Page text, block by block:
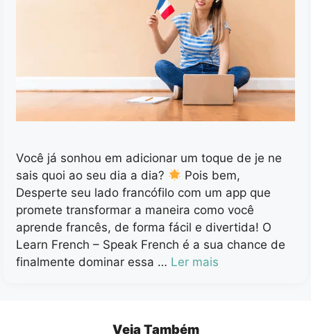
Você já sonhou em adicionar um toque de je ne
sais quoi ao seu dia a dia?
Pois bem,
Desperte seu lado francófilo com um app que
promete transformar a maneira como você
aprende francês, de forma fácil e divertida! O
Learn French – Speak French é a sua chance de
finalmente dominar essa … Ler mais
Veja Também